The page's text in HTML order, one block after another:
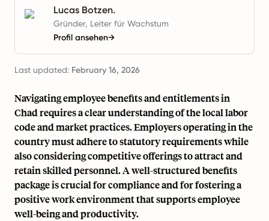
Lucas Botzen.
Gründer, Leiter für Wachstum
Profil ansehen→
Last updated: February 16, 2026
Navigating employee benefits and entitlements in
Chad requires a clear understanding of the local labor
code and market practices. Employers operating in the
country must adhere to statutory requirements while
also considering competitive offerings to attract and
retain skilled personnel. A well-structured benefits
package is crucial for compliance and for fostering a
positive work environment that supports employee
well-being and productivity.